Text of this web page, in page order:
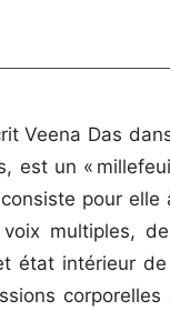
Veena Das
est un «
pour elle
multiples,
état intérieur de
corporelles